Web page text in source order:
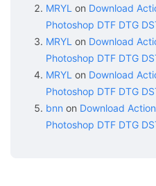
MRYL on Download
Photoshop DTF DTG
MRYL on Download
Photoshop DTF DTG
MRYL on Download
Photoshop DTF DTG
bnn on Download
Photoshop DTF DTG